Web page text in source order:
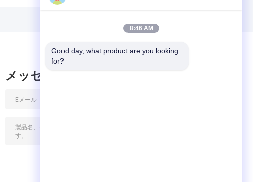
メッセージ
8:46 AM
Good day, what product are you looking
for?